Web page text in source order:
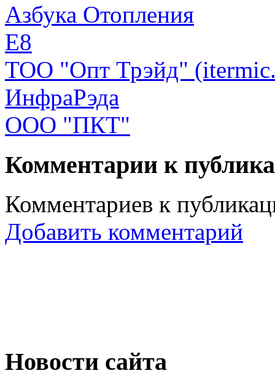
Азбука Отопления
Е8
ТОО "Опт Трэйд"
ИнфраРэда
ООО "ПКТ"
Комментарии к
Комментариев к
Добавить комментарий
Новости сайта